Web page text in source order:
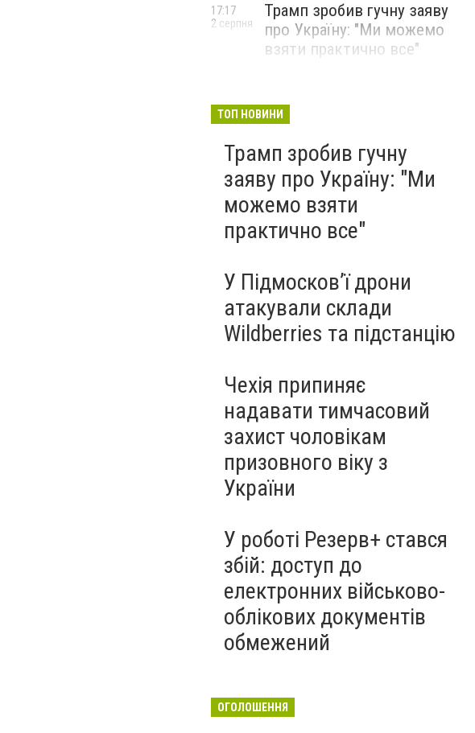
Трамп зробив гучну заяву
про Україну: "Ми можемо
взяти практично все"
17:17
2 серпня
ТОП НОВИНИ
Трамп зробив гучну
заяву про Україну: "Ми
можемо взяти
практично все"
У Підмосков’ї дрони
атакували склади
Wildberries та підстанцію
Чехія припиняє
надавати тимчасовий
захист чоловікам
призовного віку з
України
У роботі Резерв+ стався
збій: доступ до
електронних військово-
облікових документів
обмежений
ОГОЛОШЕННЯ